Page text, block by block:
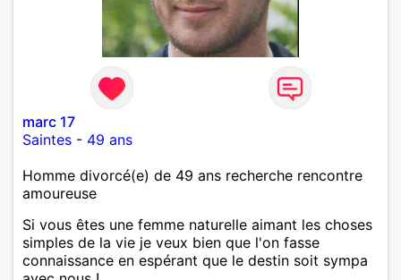
marc 17
Saintes - 49 ans
Homme divorcé(e) de 49 ans recherche rencontre
amoureuse
Si vous êtes une femme naturelle aimant les choses
simples de la vie je veux bien que l'on fasse
connaissance en espérant que le destin soit sympa